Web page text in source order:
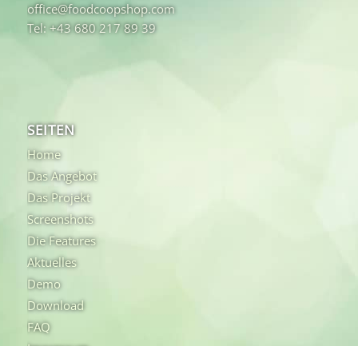
office@foodcoopshop.com
Tel: +43 680 217 89 39
SEITEN
Home
Das Angebot
Das Projekt
Screenshots
Die Features
Aktuelles
Demo
Download
FAQ